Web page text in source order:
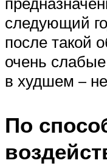
следующий
после такой
очень
в худшем –
По